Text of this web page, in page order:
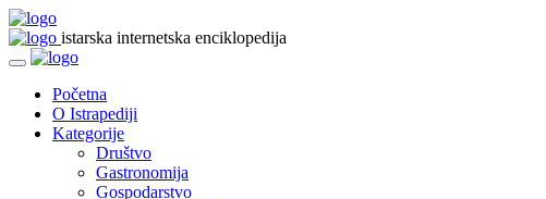
istarska internetska enciklopedija
Početna
O Istrapediji
Kategorije
Društvo
Gastronomija
Gospodarstvo